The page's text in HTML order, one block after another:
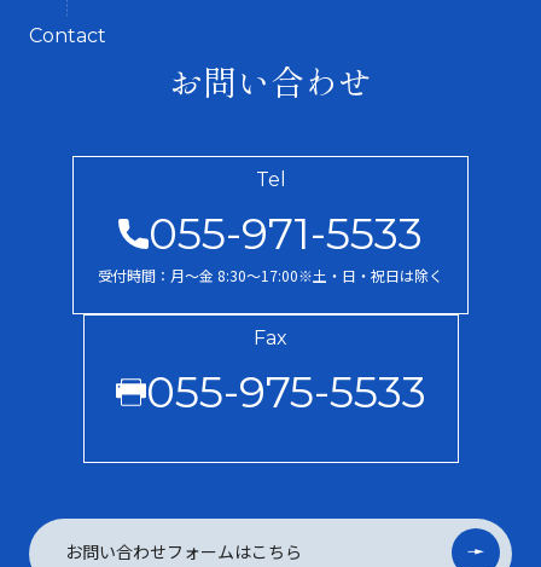
Contact
お問い合わせ
Tel
055-971-5533
受付時間：月〜金 8:30～17:00※土・日・祝日は除く
Fax
055-975-5533
お問い合わせフォームはこちら